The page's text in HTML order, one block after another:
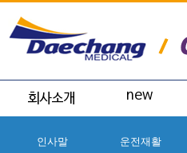
인사말
운전재활